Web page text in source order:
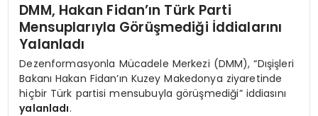
DMM, Hakan Fidan’ın Türk Parti
Mensuplarıyla Görüşmediği İddialarını
Yalanladı
Dezenformasyonla Mücadele Merkezi (DMM), “Dışişleri
Bakanı Hakan Fidan’ın Kuzey Makedonya ziyaretinde
hiçbir Türk partisi mensubuyla görüşmediği” iddiasını
yalanladı.